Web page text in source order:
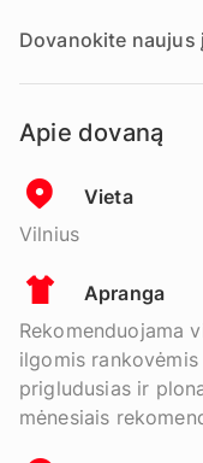
Dovanokite naujus
Apie dovaną
Vieta
Vilnius
Apranga
Rekomenduojama
ilgomis
prigludusias ir
mėnesiais